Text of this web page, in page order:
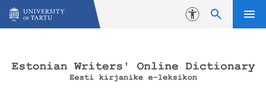
Skip to content
Accessibility